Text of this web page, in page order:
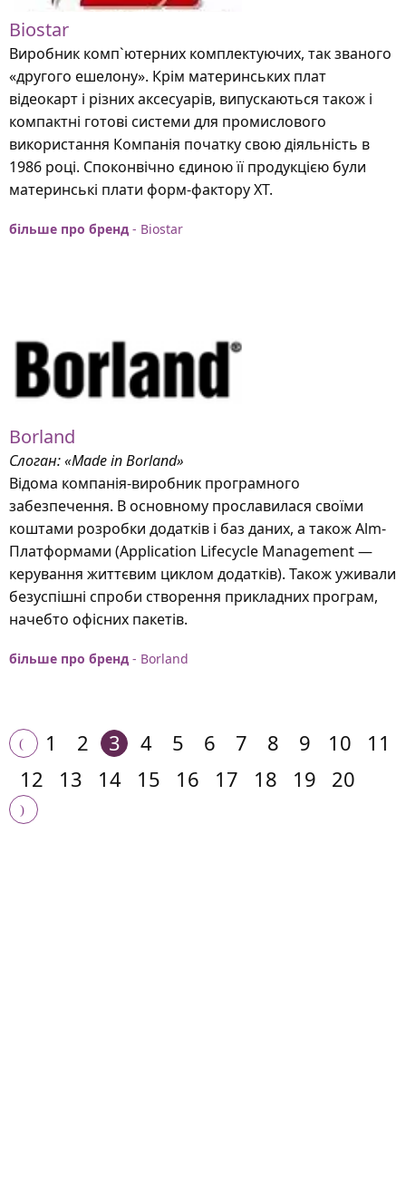
Biostar
Виробник комп`ютерних комплектуючих, так званого
«другого ешелону». Крім материнських плат
відеокарт і різних аксесуарів, випускаються також і
компактні готові системи для промислового
використання Компанія початку свою діяльність в
1986 році. Споконвічно єдиною її продукцією були
материнські плати форм-фактору ХТ.
більше про бренд - Biostar
Borland
Слоган: «Made in Borland»
Відома компанія-виробник програмного
забезпечення. В основному прославилася своїми
коштами розробки додатків і баз даних, а також Alm-
Платформами (Application Lifecycle Management —
керування життєвим циклом додатків). Також уживали
безуспішні спроби створення прикладних програм,
начебто офісних пакетів.
більше про бренд - Borland
1 2 3 4 5 6 7 8 9 10
11
12
13 14 15 16 17 18 19 20